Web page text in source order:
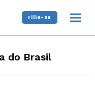
Filie-se
do Brasil